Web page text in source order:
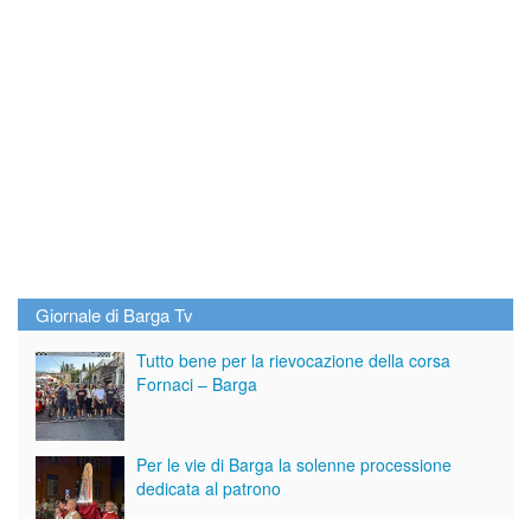
Giornale di Barga Tv
Tutto bene per la rievocazione della corsa
Fornaci – Barga
Per le vie di Barga la solenne processione
dedicata al patrono